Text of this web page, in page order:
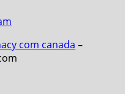
com canada –